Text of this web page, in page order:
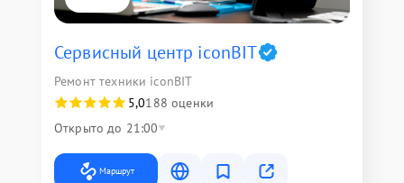
Сервисный центр iconBIT
Ремонт техники iconBIT
5,0188 оценки
Открыто до 21:00
Маршрут